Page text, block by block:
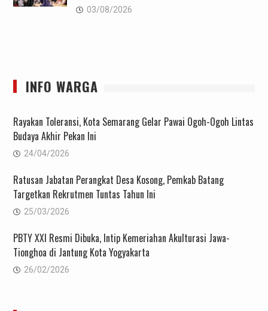
03/08/2026
INFO WARGA
Rayakan Toleransi, Kota Semarang Gelar Pawai Ogoh-Ogoh Lintas
Budaya Akhir Pekan Ini
24/04/2026
Ratusan Jabatan Perangkat Desa Kosong, Pemkab Batang
Targetkan Rekrutmen Tuntas Tahun Ini
25/03/2026
PBTY XXI Resmi Dibuka, Intip Kemeriahan Akulturasi Jawa-
Tionghoa di Jantung Kota Yogyakarta
26/02/2026